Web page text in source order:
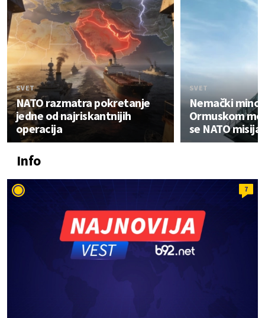
SVET
NATO razmatra pokretanje
jedne od najriskantnijih
operacija
SVET
Nemački
Ormuskom
se NATO misija
Info
7